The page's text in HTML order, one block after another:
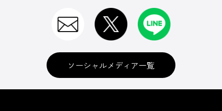
ソーシャルメディア一覧